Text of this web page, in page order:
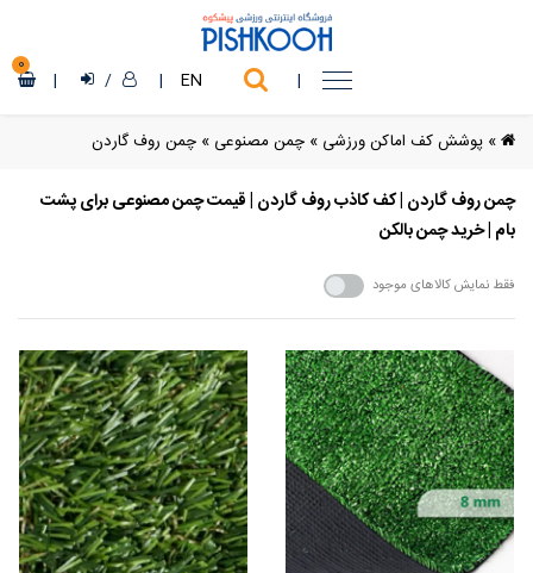
|
EN
|
/
|
0
» پوشش کف اماکن ورزشی » چمن مصنوعی » چمن روف گاردن
چمن روف گاردن | کف کاذب روف گاردن | قیمت چمن مصنوعی برای پشت
بام | خرید چمن بالکن
فقط نمایش کالاهای موجود